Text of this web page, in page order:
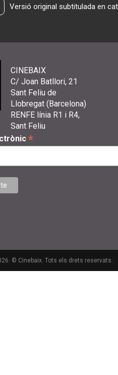
Versió original subtitulada en
CINEBAIX
C/ Joan Batllori, 21
Sant Feliu de
Llobregat (Barcelona)
RENFE línia R1 i R4,
Sant Feliu
*
© Cinebaix. Tots els drets reservats.